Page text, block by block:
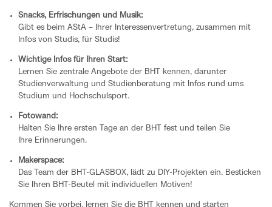
Snacks, Erfrischungen und Musik:
Gibt es beim AStA – Ihrer Interessenvertretung, zusammen mit
Infos von Studis, für Studis!
Wichtige Infos für Ihren Start:
Lernen Sie zentrale Angebote der BHT kennen, darunter
Studienverwaltung und Studienberatung mit Infos rund ums
Studium und Hochschulsport.
Fotowand:
Halten Sie Ihre ersten Tage an der BHT fest und teilen Sie
Ihre Erinnerungen.
Makerspace:
Das Team der BHT-GLASBOX, lädt zu DIY-Projekten ein. Besticken
Sie Ihren BHT-Beutel mit individuellen Motiven!
Kommen Sie vorbei, lernen Sie die BHT kennen und starten